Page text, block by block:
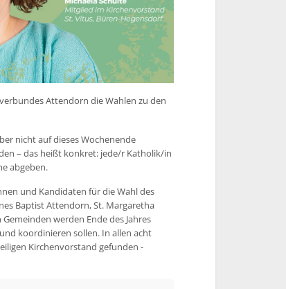
Attendorn die Wahlen zu den
nicht auf dieses Wochenende
– das heißt konkret: jede/r Katholik/in
abgeben.
und Kandidaten für die Wahl des
Baptist Attendorn, St. Margaretha
werden Ende des Jahres
koordinieren sollen. In allen acht
Kirchenvorstand gefunden -